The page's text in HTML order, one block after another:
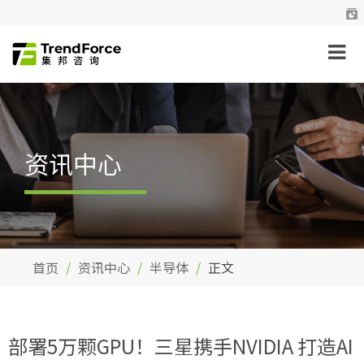
资讯中心
首页 资讯中心 半导体 正文
部署5万颗GPU！三星携手NVIDIA 打造AI